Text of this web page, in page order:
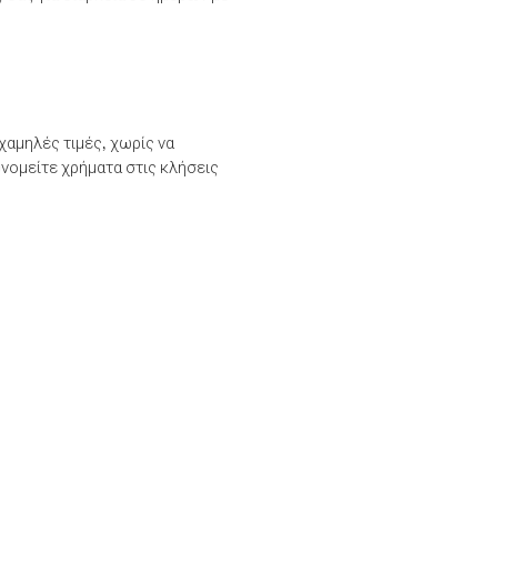
τιμές, χωρίς να
χρήματα στις κλήσεις